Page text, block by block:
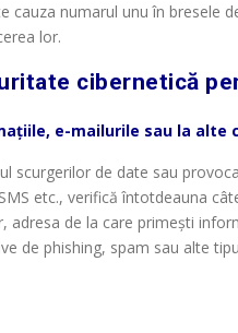
cauza numarul unu în bresele
lor.
cibernetică
e-mailurile sau la alte
scurgerilor de date sau
etc., verifică întotdeauna
adresa de la care primești
de phishing, spam sau alte